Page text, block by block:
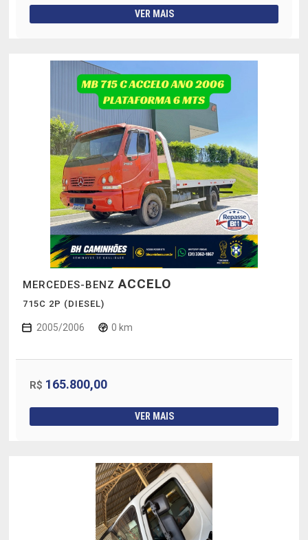
VER MAIS
MERCEDES-BENZACCELO
715C 2P (DIESEL)
2005/2006 0 km
R$ 165.800,00
VER MAIS